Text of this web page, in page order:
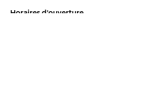
Horaires d'ouverture